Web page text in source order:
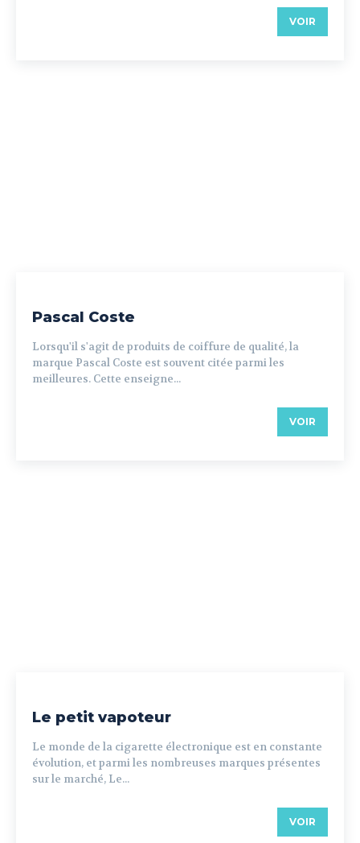
VOIR
Pascal Coste
Lorsqu'il s'agit de produits de coiffure de qualité, la
marque Pascal Coste est souvent citée parmi les
meilleures. Cette enseigne...
VOIR
Le petit vapoteur
Le monde de la cigarette électronique est en constante
évolution, et parmi les nombreuses marques présentes
sur le marché, Le...
VOIR